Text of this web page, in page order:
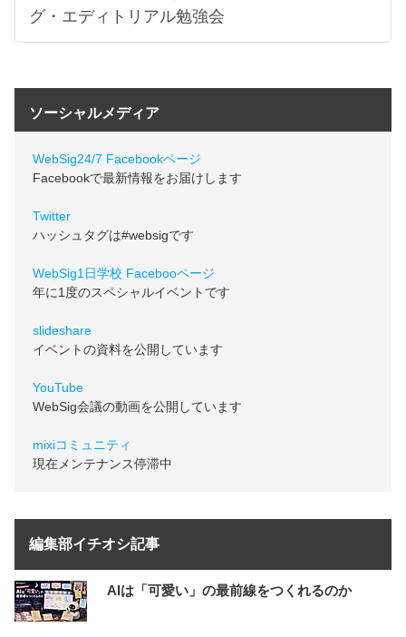
グ・エディトリアル勉強会
ソーシャルメディア
WebSig24/7 Facebookページ
Facebookで最新情報をお届けします
Twitter
ハッシュタグは#websigです
WebSig1日学校 Facebooページ
年に1度のスペシャルイベントです
slideshare
イベントの資料を公開しています
YouTube
WebSig会議の動画を公開しています
mixiコミュニティ
現在メンテナンス停滞中
編集部イチオシ記事
AIは「可愛い」の最前線をつくれるのか